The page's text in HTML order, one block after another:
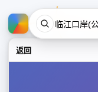
返回